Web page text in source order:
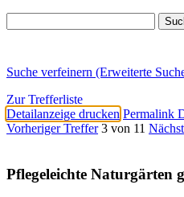
Suche verfeinern (Erweiterte
Zur Trefferliste
Detailanzeige drucken Permalink
Vorheriger Treffer 3 von 11
Pflegeleichte Naturgärten